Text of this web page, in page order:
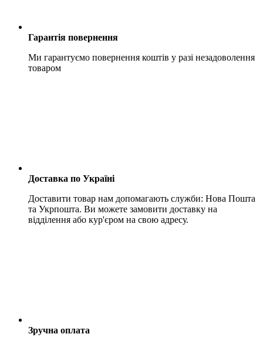
Гарантія повернення
Ми гарантуємо повернення коштів у разі незадоволення
товаром
Доставка по Україні
Доставити товар нам допомагають служби: Нова Пошта
та Укрпошта. Ви можете замовити доставку на
відділення або кур'єром на свою адресу.
Зручна оплата